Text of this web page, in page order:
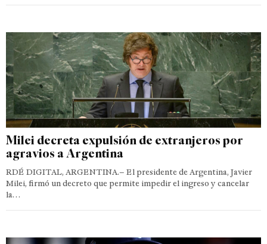
Milei decreta expulsión de extranjeros por
agravios a Argentina
RDÉ DIGITAL, ARGENTINA.– El presidente de Argentina, Javier
Milei, firmó un decreto que permite impedir el ingreso y cancelar
la…